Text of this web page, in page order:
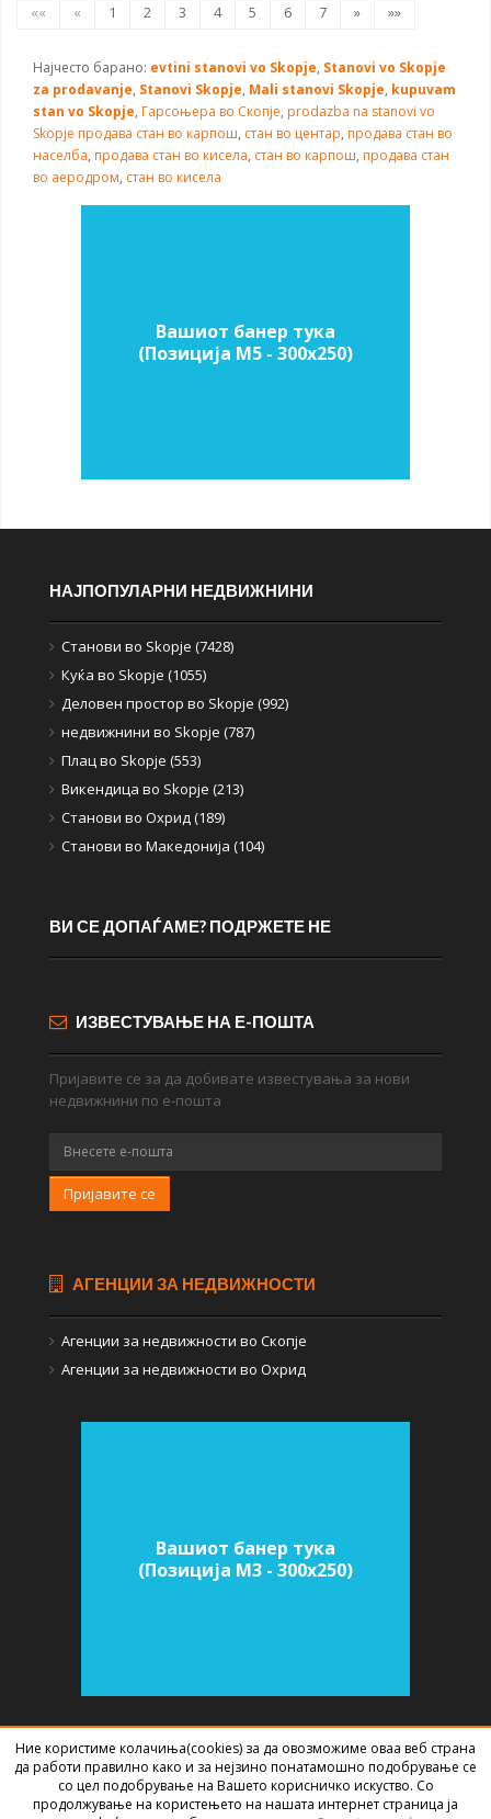
«« « 1 2 3 4 5 6 7 » »»
Најчесто барано: evtini stanovi vo Skopje, Stanovi vo Skopje
za prodavanje, Stanovi Skopje, Mali stanovi Skopje, kupuvam
stan vo Skopje, Гарсоњера во Скопје, prodazba na stanovi vo
Skopje продава стан во карпош, стан во центар, продава стан во
населба, продава стан во кисела, стан во карпош, продава стан
во аеродром, стан во кисела
Вашиот банер тука
(Позиција M5 - 300х250)
НАЈПОПУЛАРНИ НЕДВИЖНИНИ
Станови во Skopje (7428)
Куќа во Skopje (1055)
Деловен простор во Skopje (992)
недвижнини во Skopje (787)
Плац во Skopje (553)
Викендица во Skopje (213)
Станови во Охрид (189)
Станови во Македонија (104)
ВИ СЕ ДОПАЃАМЕ? ПОДРЖЕТЕ НЕ
ИЗВЕСТУВАЊЕ НА Е-ПОШТА
Пријавите се за да добивате известувања за нови
недвижнини по е-пошта
Пријавите се
АГЕНЦИИ ЗА НЕДВИЖНОСТИ
Агенции за недвижности во Скопје
Агенции за недвижности во Охрид
Вашиот банер тука
(Позиција M3 - 300х250)
СОФТВЕР ЗА АГЕНЦИИ ЗА НЕДВИЖНИНИИЗРАБОТЕН ОД BEST NET
STUDIO
Ние користиме колачиња(cookies) за да овозможиме оваа веб страна
да работи правилно како и за нејзино понатамошно подобрување се
со цел подобрување на Вашето корисничко искуство. Со
продолжување на користењето на нашата интернет страница ја